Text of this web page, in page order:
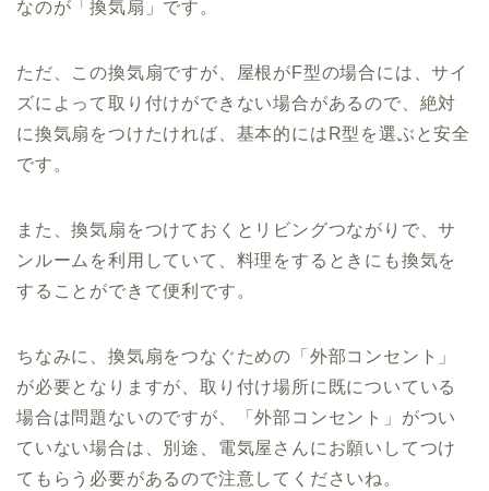
なのが「換気扇」です。
ただ、この換気扇ですが、屋根がF型の場合には、サイ
ズによって取り付けができない場合があるので、絶対
に換気扇をつけたければ、基本的にはR型を選ぶと安全
です。
また、換気扇をつけておくとリビングつながりで、サ
ンルームを利用していて、料理をするときにも換気を
することができて便利です。
ちなみに、換気扇をつなぐための「外部コンセント」
が必要となりますが、取り付け場所に既についている
場合は問題ないのですが、「外部コンセント」がつい
ていない場合は、別途、電気屋さんにお願いしてつけ
てもらう必要があるので注意してくださいね。